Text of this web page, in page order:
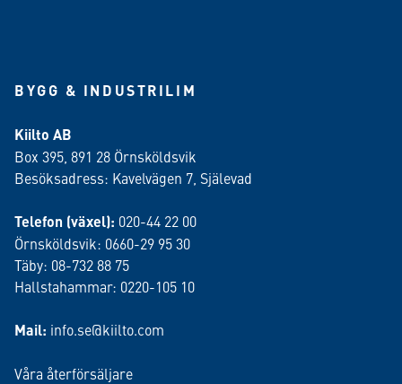
BYGG & INDUSTRILIM
Kiilto AB
Box 395, 891 28 Örnsköldsvik
Besöksadress: Kavelvägen 7, Själevad
Telefon (växel): 020-44 22 00
Örnsköldsvik: 0660-29 95 30
Täby: 08-732 88 75
Hallstahammar: 0220-105 10
Mail: info.se@kiilto.com
Våra återförsäljare